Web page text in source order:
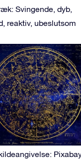
Svingende, dyb,
reaktiv, ubeslutsom